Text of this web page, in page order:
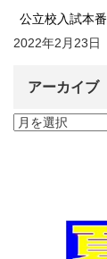
公立校入試本
2022年2月23日
アーカイブ
ア